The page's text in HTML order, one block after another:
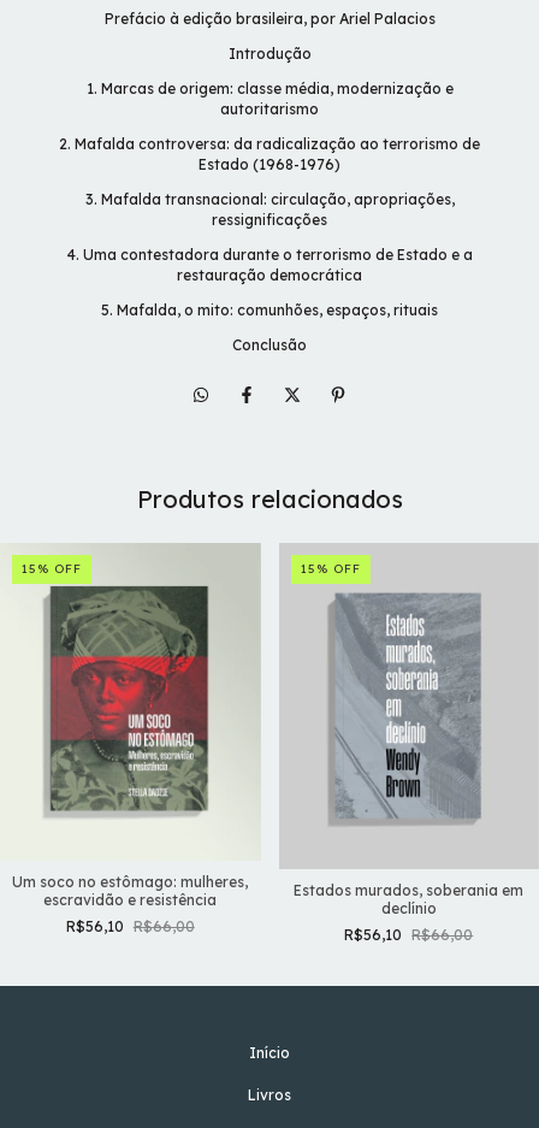
Prefácio à edição brasileira, por Ariel Palacios
Introdução
1. Marcas de origem: classe média, modernização e
autoritarismo
2. Mafalda controversa: da radicalização ao terrorismo de
Estado (1968-1976)
3. Mafalda transnacional: circulação, apropriações,
ressignificações
4. Uma contestadora durante o terrorismo de Estado e a
restauração democrática
5. Mafalda, o mito: comunhões, espaços, rituais
Conclusão
Produtos relacionados
15 % OFF
Um soco no estômago: mulheres,
escravidão e resistência
R$56,10 R$66,00
15 % OFF
Estados murados, soberania em
declínio
R$56,10
R$66,00
Início
Livros